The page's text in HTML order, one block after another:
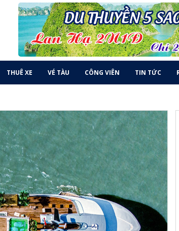
THUÊ XE VÉ TÀU CÔNG VIÊN TIN TỨC